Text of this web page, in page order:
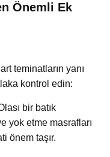
Önemli Ek
teminatların yanı
kontrol edin:
bir batık
yok etme masrafları
önem taşır.